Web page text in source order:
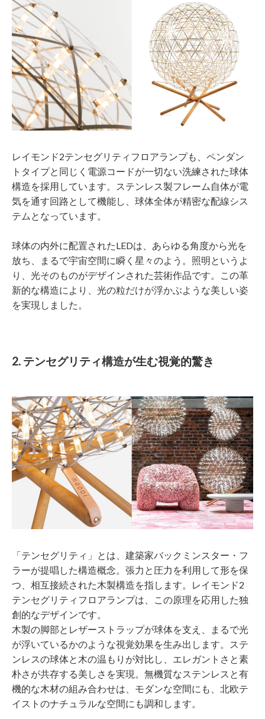
レイモンド2テンセグリティフロアランプも、ペンダン
トタイプと同じく電源コードが一切ない洗練された球体
構造を採用しています。ステンレス製フレーム自体が電
気を通す回路として機能し、球体全体が精密な配線シス
テムとなっています。
球体の内外に配置されたLEDは、あらゆる角度から光を
放ち、まるで宇宙空間に瞬く星々のよう。照明というよ
り、光そのものがデザインされた芸術作品です。この革
新的な構造により、光の粒だけが浮かぶような美しい姿
を実現しました。
2. テンセグリティ構造が生む視覚的驚き
「テンセグリティ」とは、建築家バックミンスター・フ
ラーが提唱した構造概念。張力と圧力を利用して形を保
つ、相互接続された木製構造を指します。レイモンド2
テンセグリティフロアランプは、この原理を応用した独
創的なデザインです。
木製の脚部とレザーストラップが球体を支え、まるで光
が浮いているかのような視覚効果を生み出します。ステ
ンレスの球体と木の温もりが対比し、エレガントさと素
朴さが共存する美しさを実現。無機質なステンレスと有
機的な木材の組み合わせは、モダンな空間にも、北欧テ
イストのナチュラルな空間にも調和します。